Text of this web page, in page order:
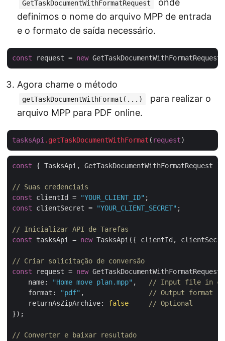
GetTaskDocumentWithFormatRequest
onde
definimos o nome do arquivo MPP de entrada
e o formato de saída necessário.
const request = new
Agora chame o método
getTaskDocumentWithFormat(...)
para realizar o
arquivo MPP para PDF online.
tasksApi .getTaskDocumentWithFormat ( request
const { TasksApi, GetTaskDocumentWithFormatRequest
// Suas credenciais
const clientId = "YOUR_CLIENT_ID"
const clientSecret = "YOUR_CLIENT_SECRET" ;
// Inicializar API de Tarefas
const tasksApi = new TasksApi({ clientId,
// Criar solicitação de conversão
const request = new
name: "Home move plan.mpp" ,
// Input file in
format : "pdf" ,
// Output format
returnAsZipArchive: false
// Optional
});
// Converter e baixar resultado